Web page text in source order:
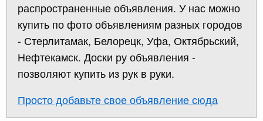
распространенные объявления. У нас можно
купить по фото объявлениям разных городов
- Стерлитамак, Белорецк, Уфа, Октябрьский,
Нефтекамск. Доски ру объявления -
позволяют купить из рук в руки.
Просто добавьте свое объявление сюда